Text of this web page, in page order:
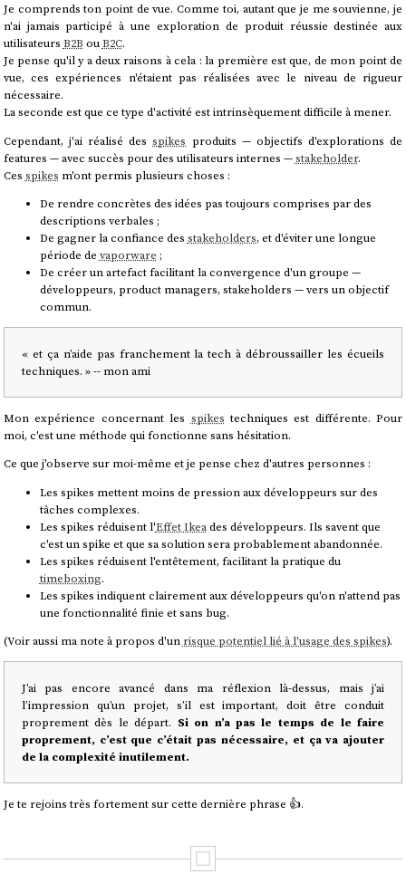
Je comprends ton point de vue. Comme toi, autant que je me souvienne, je
n'ai jamais participé à une exploration de produit réussie destinée aux
utilisateurs B2B ouB2C.
Je pense qu'il y a deux raisons à cela : la première est que, de mon point de
vue, ces expériences n'étaient pas réalisées avec le niveau de rigueur
nécessaire.
La seconde est que ce type d'activité est intrinsèquement difficile à mener.
Cependant, j'ai réalisé desspikes produits — objectifs d'explorations de
features — avec succès pour des utilisateurs internes —stakeholder.
Ces spikes m'ont permis plusieurs choses :
De rendre concrètes des idées pas toujours comprises par des
descriptions verbales ;
De gagner la confiance des stakeholders, et d'éviter une longue
période de vaporware ;
De créer un artefact facilitant la convergence d'un groupe —
développeurs, product managers, stakeholders — vers un objectif
commun.
« et ça n’aide pas franchement la tech à débroussailler les écueils
techniques. » -- mon ami
Mon expérience concernant les spikes techniques est différente. Pour
moi, c'est une méthode qui fonctionne sans hésitation.
Ce que j'observe sur moi-même et je pense chez d'autres personnes :
Les spikes mettent moins de pression aux développeurs sur des
tâches complexes.
Les spikes réduisent l'Effet Ikeades développeurs. Ils savent que
c'est un spike et que sa solution sera probablement abandonnée.
Les spikes réduisent l'entêtement, facilitant la pratique du
timeboxing.
Les spikes indiquent clairement aux développeurs qu'on n'attend pas
une fonctionnalité finie et sans bug.
(Voir aussi ma note à propos d'un risque potentiel lié à l'usage des spikes).
J’ai pas encore avancé dans ma réflexion là-dessus, mais j’ai
l’impression qu’un projet, s’il est important, doit être conduit
proprement dès le départ. Si on n’a pas le temps de le faire
proprement, c’est que c’était pas nécessaire, et ça va ajouter
de la complexité inutilement.
Je te rejoins très fortement sur cette dernière phrase 👍️.